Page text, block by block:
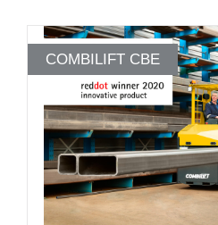
COMBILIFT CBE